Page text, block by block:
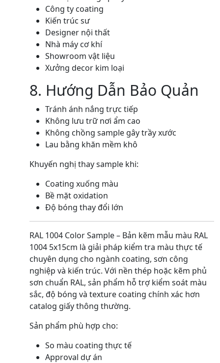
Công ty coating
Kiến trúc sư
Designer nội thất
Nhà máy cơ khí
Showroom vật liệu
Xưởng decor kim loại
8. Hướng Dẫn Bảo Quản
Tránh ánh nắng trực tiếp
Không lưu trữ nơi ẩm cao
Không chồng sample gây trầy xước
Lau bằng khăn mềm khô
Khuyến nghị thay sample khi:
Coating xuống màu
Bề mặt oxidation
Độ bóng thay đổi lớn
RAL 1004 Color Sample – Bản kẽm mẫu màu RAL
1004 5x15cm là giải pháp kiểm tra màu thực tế
chuyên dụng cho ngành coating, sơn công
nghiệp và kiến trúc. Với nền thép hoặc kẽm phủ
sơn chuẩn RAL, sản phẩm hỗ trợ kiểm soát màu
sắc, độ bóng và texture coating chính xác hơn
catalog giấy thông thường.
Sản phẩm phù hợp cho:
So màu coating thực tế
Approval dự án